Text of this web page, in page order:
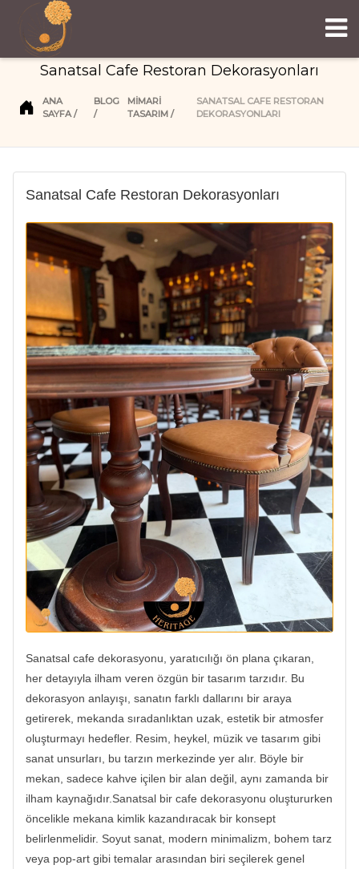
Sanatsal Cafe Restoran Dekorasyonları
ANA
SAYFA
BLOG
MIMARI
TASARIM
SANATSAL CAFE RESTORAN
DEKORASYONLARI
Sanatsal Cafe Restoran Dekorasyonları
Sanatsal cafe dekorasyonu, yaratıcılığı ön plana çıkaran,
her detayıyla ilham veren özgün bir tasarım tarzıdır. Bu
dekorasyon anlayışı, sanatın farklı dallarını bir araya
getirerek, mekanda sıradanlıktan uzak, estetik bir atmosfer
oluşturmayı hedefler. Resim, heykel, müzik ve tasarım gibi
sanat unsurları, bu tarzın merkezinde yer alır. Böyle bir
mekan, sadece kahve içilen bir alan değil, aynı zamanda bir
ilham kaynağıdır.Sanatsal bir cafe dekorasyonu oluştururken
öncelikle mekana kimlik kazandıracak bir konsept
belirlenmelidir. Soyut sanat, modern minimalizm, bohem tarz
veya pop-art gibi temalar arasından biri seçilerek genel